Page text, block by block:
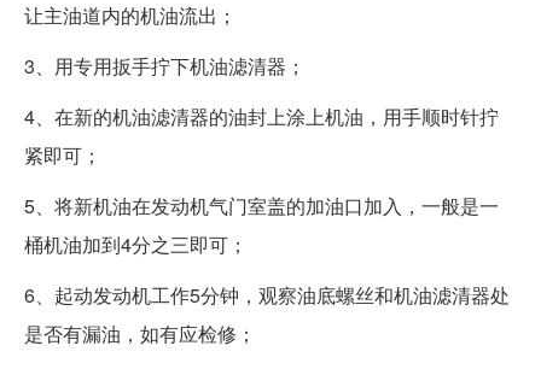
让主油道内的机油流出；
3、用专用扳手拧下机油滤清器；
4、在新的机油滤清器的油封上涂上机油，用手顺时针拧
紧即可；
5、将新机油在发动机气门室盖的加油口加入，一般是一
桶机油加到4分之三即可；
6、起动发动机工作5分钟，观察油底螺丝和机油滤清器处
是否有漏油，如有应检修；